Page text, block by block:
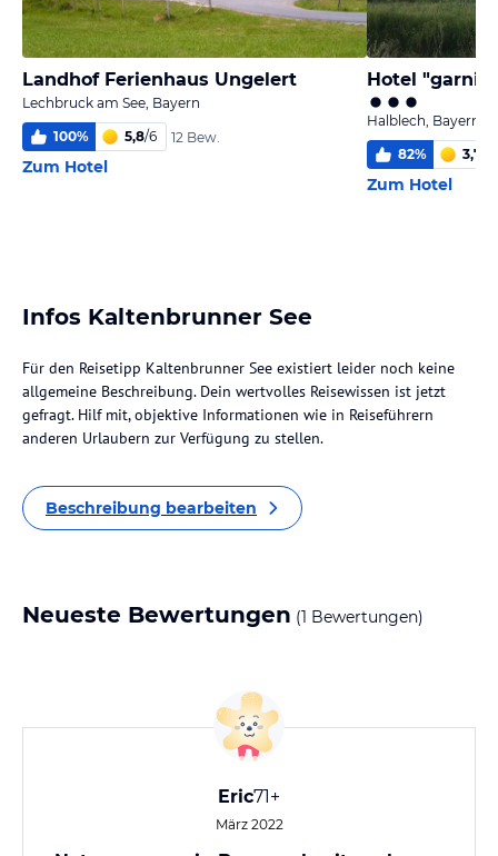
Landhof Ferienhaus Ungelert
Lechbruck am See, Bayern
100% 5,8/6 12 Bew.
Zum Hotel
Hotel "garni"
Halblech, Bayern
82% 3,7
Zum Hotel
Infos Kaltenbrunner See
Für den Reisetipp Kaltenbrunner See existiert leider noch keine
allgemeine Beschreibung. Dein wertvolles Reisewissen ist jetzt
gefragt. Hilf mit, objektive Informationen wie in Reiseführern
anderen Urlaubern zur Verfügung zu stellen.
Beschreibung bearbeiten
Neueste Bewertungen (1 Bewertungen)
Eric71+
März 2022